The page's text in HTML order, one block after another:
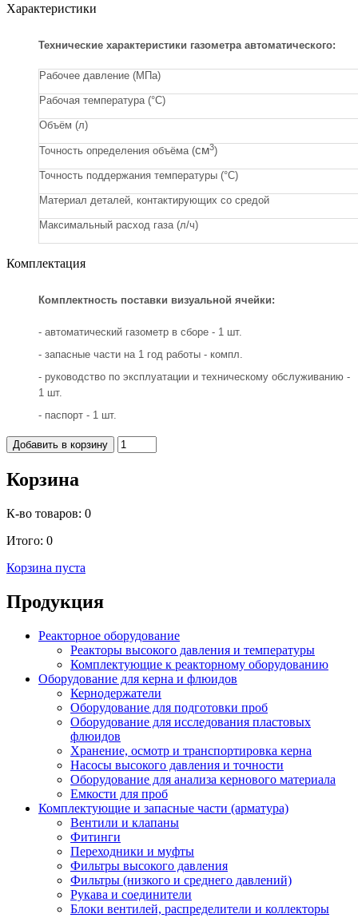
Характеристики
Технические характеристики газометра автоматического:
Рабочее давление (МПа)
Рабочая температура (°С)
Объём (л)
Точность определения объёма (см3)
Точность поддержания температуры (°С)
Материал деталей, контактирующих со средой
Максимальный расход газа (л/ч)
Комплектация
Комплектность поставки визуальной ячейки:
- автоматический газометр в сборе - 1 шт.
- запасные части на 1 год работы - компл.
- руководство по эксплуатации и техническому обслуживанию -
1 шт.
- паспорт - 1 шт.
Корзина
К-во товаров: 0
Итого: 0
Корзина пуста
Продукция
Реакторное оборудование
Реакторы высокого давления и температуры
Комплектующие к реакторному оборудованию
Оборудование для керна и флюидов
Кернодержатели
Оборудование для подготовки проб
Оборудование для исследования пластовых
флюидов
Хранение, осмотр и транспортировка керна
Насосы высокого давления и точности
Оборудование для анализа кернового материала
Емкости для проб
Комплектующие и запасные части (арматура)
Вентили и клапаны
Фитинги
Переходники и муфты
Фильтры высокого давления
Фильтры (низкого и среднего давлений)
Рукава и соединители
Блоки вентилей, распределители и коллекторы